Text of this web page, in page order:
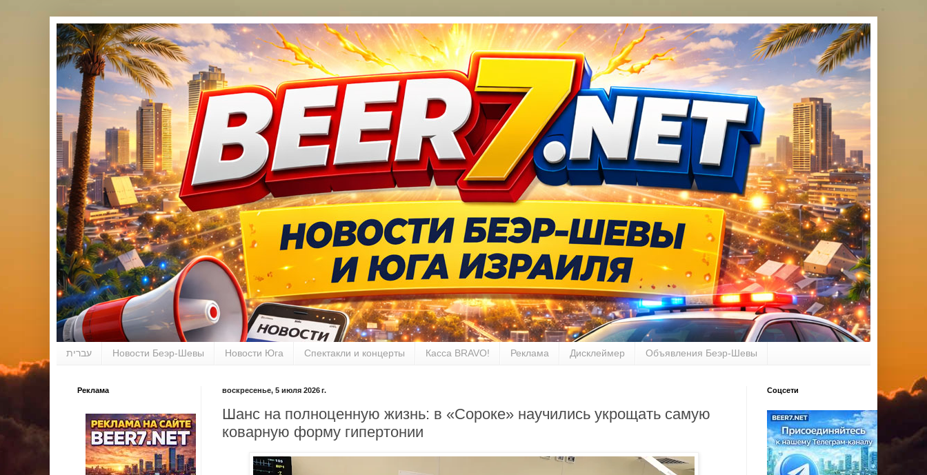
עברית Новости Беэр-Шевы Новости Юга Спектакли и концерты Касса BRAVO! Реклама Дисклеймер Объявления Беэр-Шевы
воскресенье, 5 июля 2026 г.
Шанс на полноценную жизнь: в «Сороке» научились укрощать самую
коварную форму гипертонии
Реклама Соцсети